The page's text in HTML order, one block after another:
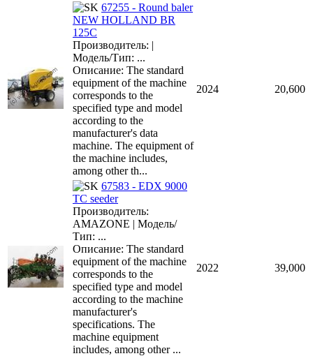
67255 - Round baler
NEW HOLLAND BR
125C
Производитель: |
Модель/Тип: ...
Описание: The standard
equipment of the machine
corresponds to the
specified type and model
according to the
manufacturer's data
machine. The equipment of
the machine includes,
among other th...
2024 20,600
67583 - EDX 9000
TC seeder
Производитель:
AMAZONE | Модель/
Тип: ...
Описание: The standard
equipment of the machine
corresponds to the
specified type and model
according to the machine
manufacturer's
specifications. The
machine equipment
includes, among other ...
2022 39,000